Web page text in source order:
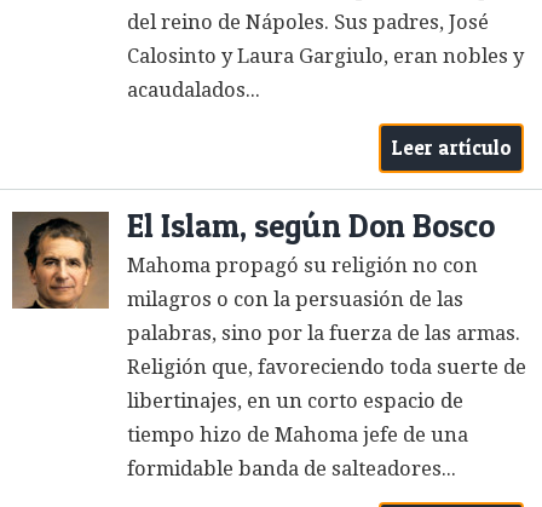
del reino de Nápoles. Sus padres, José
Calosinto y Laura Gargiulo, eran nobles y
acaudalados...
Leer artículo
El Islam, según Don Bosco
Mahoma propagó su religión no con
milagros o con la persuasión de las
palabras, sino por la fuerza de las armas.
Religión que, favoreciendo toda suerte de
libertinajes, en un corto espacio de
tiempo hizo de Mahoma jefe de una
formidable banda de salteadores...